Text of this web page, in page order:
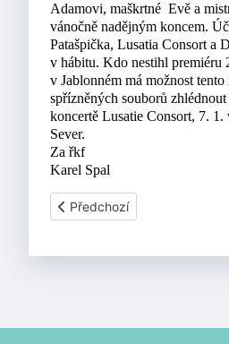
Adamovi, maškrtné Evě a
vánočně nadějným koncem.
Patašpička, Lusatia Consort a
v hábitu. Kdo nestihl premiéru
v Jablonném má možnost
spřízněných souborů
koncertě Lusatie Consort, 7.
Sever.
Za řkf
Karel Spal
Předchozí článek: Zprávy z
Předchozí